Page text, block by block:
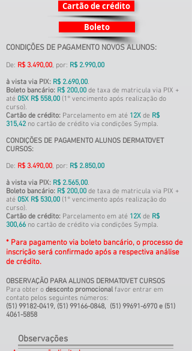
Cartão de crédito
Boleto
CONDIÇÕES DE PAGAMENTO NOVOS ALUNOS:
De: R$ 3.490,00, por: R$ 2.990,00
à vista via PIX: R$ 2.690,00.
Boleto bancário: R$ 200,00 de taxa de matricula via PIX +
até 05X R$ 558,00 (1° vencimento após realização do
curso).
Cartão de crédito: Parcelamento em até 12X de R$
315,42 no cartão de crédito via condições Sympla.
CONDIÇÕES DE PAGAMENTO ALUNOS DERMATOVET
CURSOS:
De: R$ 3.490,00, por: R$ 2.850,00
à vista via PIX: R$ 2.565,00.
Boleto bancário: R$ 200,00 de taxa de matricula via PIX +
até 05X R$ 530,00 (1° vencimento após realização do
curso).
Cartão de crédito: Parcelamento em até 12X de R$
300,66 no cartão de crédito via condições Sympla.
* Para pagamento via boleto bancário, o processo de
inscrição será confirmado após a respectiva análise
de crédito.
OBSERVAÇÃO PARA ALUNOS DERMATOVET CURSOS
Para obter o desconto promocional favor entrar em
contato pelos seguintes números:
(51) 99182-0419, (51) 99166-0848, (51) 99691-6970 e (51)
4061-5858
Observações